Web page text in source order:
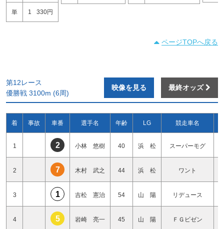
単 1 330円
ページTOPへ戻る
第12レース
優勝戦 3100m (6周)
映像を見る 最終オッズ
着 事故 車番 選手名 年齢 LG 競走車名
1 2 小林 悠樹 40 浜 松 スーパーモグ
2 7 木村 武之 44 浜 松 ワント
3 1 吉松 憲治 54 山 陽 リデュース
4 5 岩崎 亮一 45 山 陽 ＦＧビゼン